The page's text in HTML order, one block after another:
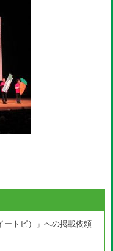
ートピ）」への掲載依頼